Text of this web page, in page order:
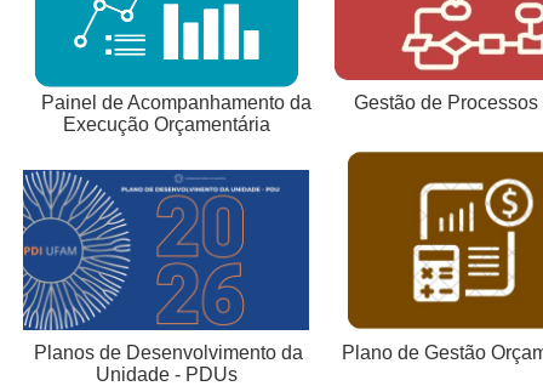
Painel de Acompanhamento da
Execução Orçamentária
Gestão de Processos
Planos de Desenvolvimento da
Unidade - PDUs
Plano de Gestão